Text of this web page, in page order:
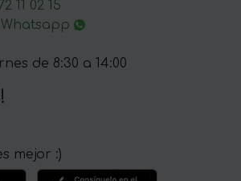
11 02 15
de 8:30 a 14:00
mejor :)